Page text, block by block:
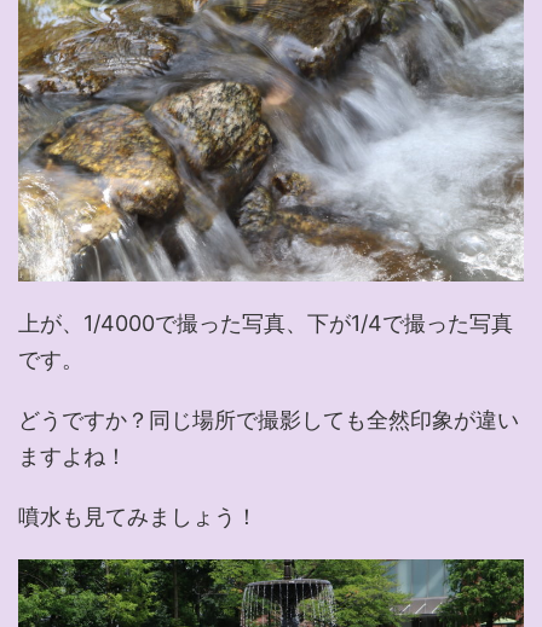
上が、1/4000で撮った写真、下が1/4で撮った写真
です。
どうですか？同じ場所で撮影しても全然印象が違い
ますよね！
噴水も見てみましょう！